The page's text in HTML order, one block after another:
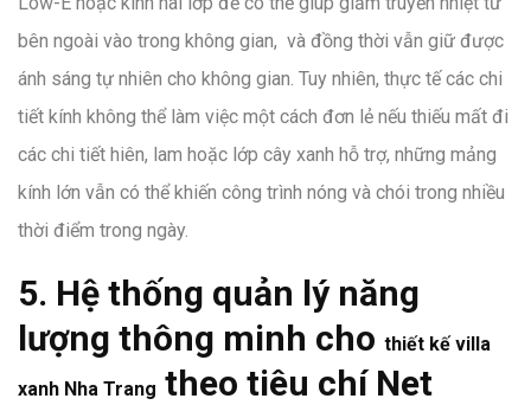
bên ngoài vào trong không gian, và đồng thời vẫn giữ được
ánh sáng tự nhiên cho không gian. Tuy nhiên, thực tế các chi
tiết kính không thể làm việc một cách đơn lẻ nếu thiếu mất đi
các chi tiết hiên, lam hoặc lớp cây xanh hỗ trợ, những mảng
kính lớn vẫn có thể khiến công trình nóng và chói trong nhiều
thời điểm trong ngày.
5. Hệ thống quản lý năng
lượng thông minh cho thiết kế villa
xanh Nha Trang theo tiêu chí Net